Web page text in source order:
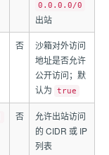
0.0.0.0/0
出站
否
沙箱对外访问
地址是否允许
公开访问；默
认为
true
否
允许出站访问
的 CIDR 或 IP
列表